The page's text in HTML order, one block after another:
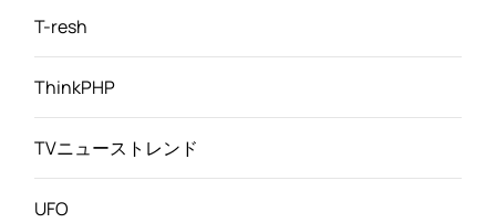
T-resh
ThinkPHP
TVニューストレンド
UFO